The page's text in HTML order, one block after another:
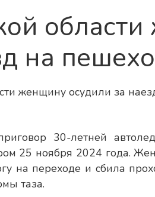
на
30-летней
25 ноября 2024 года.
на переходе и сбила
таза.